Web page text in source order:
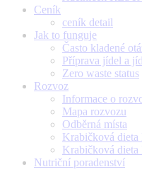
Ceník
ceník detail
Jak to funguje
Často kladené
Příprava jídel a
Zero waste status
Rozvoz
Informace o
Mapa rozvozu
Odběrná místa
Krabičková dieta
Krabičková dieta
Nutriční poradenství